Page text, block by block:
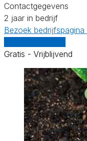
Contactgegevens
2 jaar in bedrijf
Bezoek bedrijfspagina
Gratis - Vrijblijvend